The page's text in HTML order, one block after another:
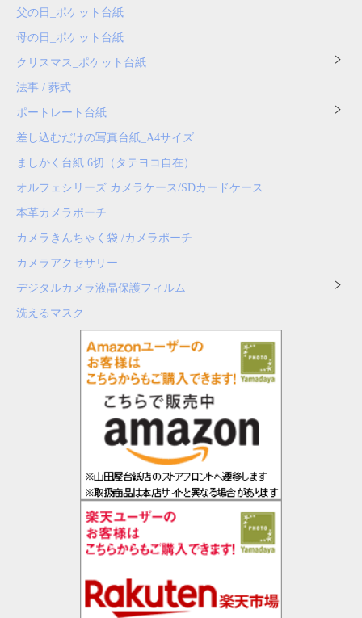
父の日_ポケット台紙
母の日_ポケット台紙
クリスマス_ポケット台紙
法事 / 葬式
ポートレート台紙
差し込むだけの写真台紙_A4サイズ
ましかく台紙 6切（タテヨコ自在）
オルフェシリーズ カメラケース/SDカードケース
本革カメラポーチ
カメラきんちゃく袋 /カメラポーチ
カメラアクセサリー
デジタルカメラ液晶保護フィルム
洗えるマスク